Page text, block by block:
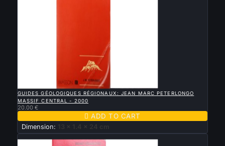
QUICK VIEW
GUIDES GÉOLOGIQUES RÉGIONAUX: JEAN MARC PETERLONGO
MASSIF CENTRAL - 2000
20.00 €
 ADD TO CART
Dimension: 13 x 1.4 x 24 cm